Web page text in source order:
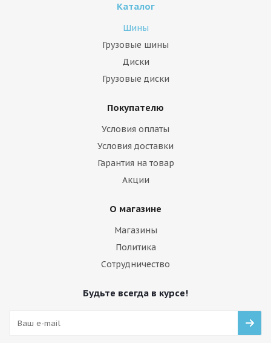
Каталог
Шины
Грузовые шины
Диски
Грузовые диски
Покупателю
Условия оплаты
Условия доставки
Гарантия на товар
Акции
О магазине
Магазины
Политика
Сотрудничество
Будьте всегда в курсе!